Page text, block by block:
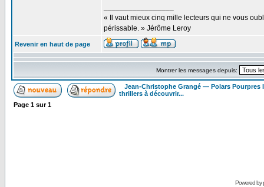
« Il vaut mieux cinq mille lecteurs qui ne vous
périssable. » Jérôme Leroy
Revenir en haut de page
Montrer les messages depuis:
Jean-Christophe Grangé — Polars Pourpres
thrillers à découvrir...
Page 1 sur1
Powered by